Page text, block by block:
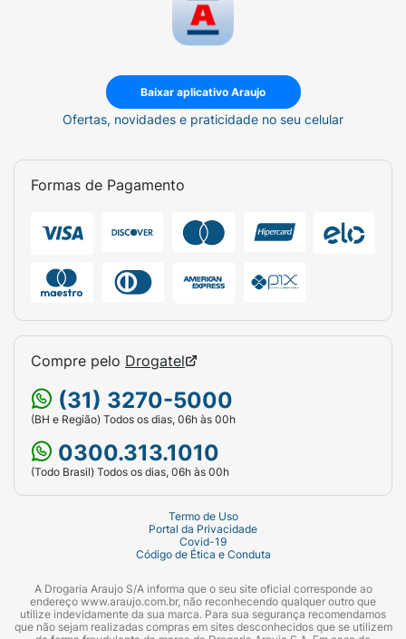
Baixar aplicativo Araujo
Ofertas, novidades e praticidade no seu celular
Formas de Pagamento
Compre pelo Drogatel
(31) 3270-5000
(BH e Região) Todos os dias, 06h às 00h
0300.313.1010
(Todo Brasil) Todos os dias, 06h às 00h
Termo de Uso
Portal da Privacidade
Covid-19
Código de Ética e Conduta
A Drogaria Araujo S/A informa que o seu site oficial corresponde ao
endereço www.araujo.com.br, não reconhecendo qualquer outro que
utilize indevidamente da sua marca. Para sua segurança recomendamos
que não sejam realizadas compras em sites desconhecidos que se utilizem